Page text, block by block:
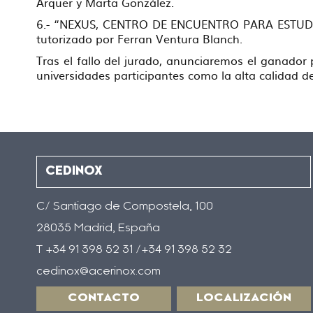
6.- “NEXUS, CENTRO DE ENCUENTRO PARA
tutorizado por Ferran Ventura Blanch.
Tras el fallo del jurado, anunciaremos el ganador
universidades participantes como la alta calidad
CEDINOX
C/ Santiago de Compostela, 100
28035 Madrid, España
T +34 91 398 52 31 /+34 91 398 52 32
cedinox@acerinox.com
CONTACTO LOCALIZACIÓN